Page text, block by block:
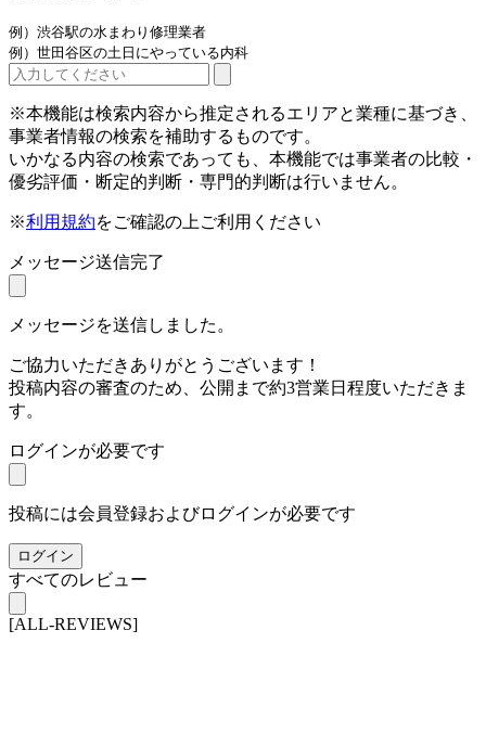
例）渋谷駅の水まわり修理業者
例）世田谷区の土日にやっている内科
※本機能は検索内容から推定されるエリアと業種に基づき、
事業者情報の検索を補助するものです。
いかなる内容の検索であっても、本機能では事業者の比較・
優劣評価・断定的判断・専門的判断は行いません。
※利用規約をご確認の上ご利用ください
メッセージ送信完了
メッセージを送信しました。
ご協力いただきありがとうございます！
投稿内容の審査のため、公開まで約3営業日程度いただきま
す。
ログインが必要です
投稿には会員登録およびログインが必要です
ログイン
すべてのレビュー
[ALL-REVIEWS]